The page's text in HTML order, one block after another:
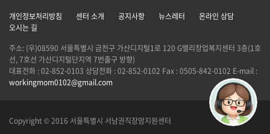
개인정보처리방침 센터 소개 공지사항 뉴스레터
온라인 상담
오시는 길
주소: (우)08590 서울특별시 금천구 가산디지털1로 120 G밸리창업복지센터 3층(1호
선, 7호선 가산디지털단지역 7번출구 방향)
대표전화 : 02-852-0103 상담전화 : 02-852-0102 Fax : 0505-842-0102 E-mail :
workingmom0102@gmail.com
Copyright © 2016 서울특별시 서남권직장맘지원센터